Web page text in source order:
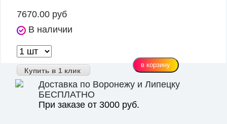
7670.00 руб
В наличии
Купить в 1 клик
Доставка по Воронежу и Липецку
БЕСПЛАТНО
При заказе от 3000 руб.